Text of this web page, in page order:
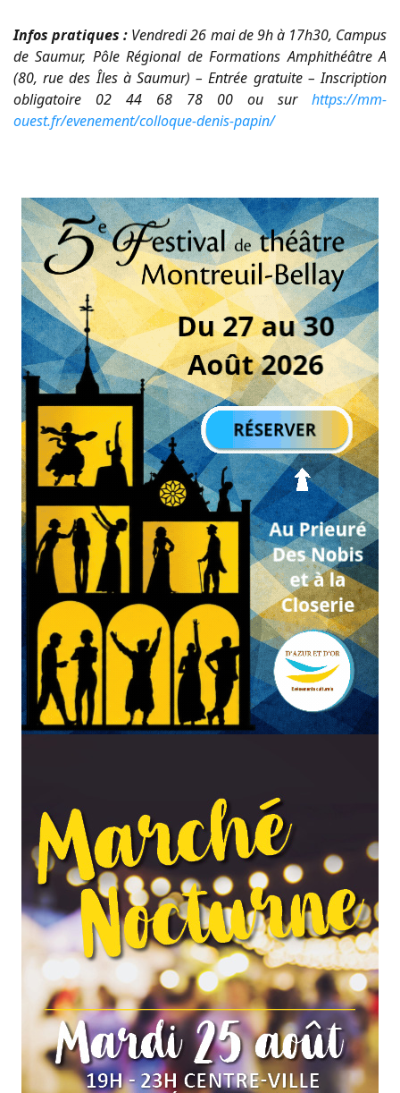
Infos pratiques : Vendredi 26 mai de 9h à 17h30, Campus
de Saumur, Pôle Régional de Formations Amphithéâtre A
(80, rue des Îles à Saumur) – Entrée gratuite – Inscription
obligatoire 02 44 68 78 00 ou sur https://mm-
ouest.fr/evenement/colloque-denis-papin/